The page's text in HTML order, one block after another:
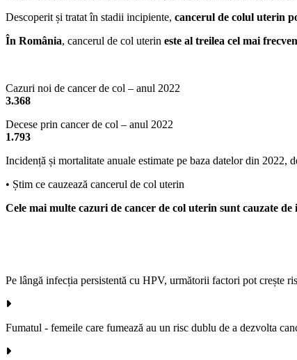
Descoperit și tratat în stadii incipiente, cancerul de colul uterin
În România, cancerul de col uterin este al treilea cel mai
Cazuri noi de cancer de col – anul 2022
3.368
Decese prin cancer de col – anul 2022
1.793
Incidență și mortalitate anuale estimate pe baza datelor din 2022,
• Știm ce cauzează cancerul de col uterin
Cele mai multe cazuri de cancer de col uterin sunt cauzate
Pe lângă infecția persistentă cu HPV, următorii factori pot crește
Fumatul - femeile care fumează au un risc dublu de a dezvolta